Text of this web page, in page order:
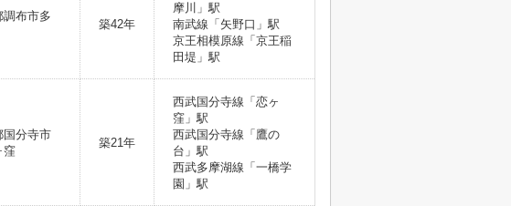
調布市多
築42年
摩川」駅
南武線「矢野口」駅
京王相模原線「京王稲
田堤」駅
国分寺市
窪
築21年
西武国分寺線「恋ヶ
窪」駅
西武国分寺線「鷹の
台」駅
西武多摩湖線「一橋学
園」駅